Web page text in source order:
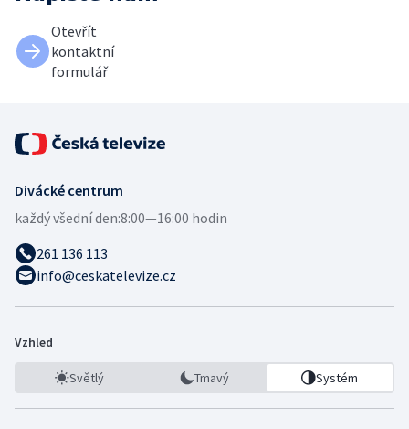
Otevřít
kontaktní
formulář
Divácké centrum
každý všední den:8:00—16:00 hodin
261 136 113
info@ceskatelevize.cz
Vzhled
Světlý Tmavý Systém